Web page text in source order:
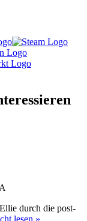
durch die post-
lesen »